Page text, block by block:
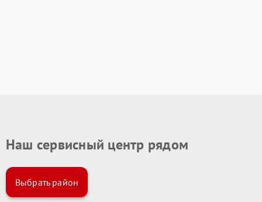
Наш сервисный центр рядом
Выбрать район